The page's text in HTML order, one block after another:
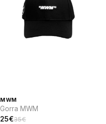
MWM
Gorra MWM
25€35€